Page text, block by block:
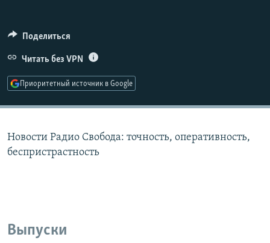
ПОДПИШИТЕСЬ НА РАССЫЛКУ
СОЦИАЛЬНЫЕ СЕТИ
Поделиться
Читать без VPN
Приоритетный источник в Google
Новости Радио Свобода: точность, оперативность,
беспристрастность
Выпуски